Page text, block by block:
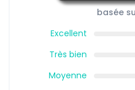
basée
Excellent
Très bien
Moyenne